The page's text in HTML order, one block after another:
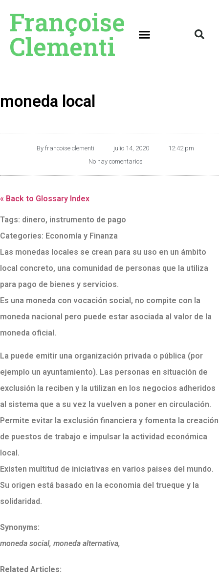
Françoise
Clementi
moneda local
By francoise clementi julio 14, 2020
12:42 pm
No hay comentarios
« Back to Glossary Index
Tags: dinero, instrumento de pago
Categories: Economía y Finanza
Las monedas locales se crean para su uso en un ámbito
local concreto, una comunidad de personas que la utiliza
para pago de bienes y servicios.
Es una moneda con vocación social, no compite con la
moneda nacional pero puede estar asociada al valor de la
moneda oficial.
La puede emitir una organización privada o pública (por
ejemplo un ayuntamiento). Las personas en situación de
exclusión la reciben y la utilizan en los negocios adheridos
al sistema que a su vez la vuelven a poner en circulación.
Permite evitar la exclusión financiera y fomenta la creación
de puestos de trabajo e impulsar la actividad económica
local.
Existen multitud de iniciativas en varios paises del mundo.
Su origen está basado en la economia del trueque y la
solidaridad.
Synonyms:
moneda social, moneda alternativa,
Related Articles: